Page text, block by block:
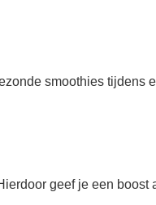
smoothies
geef je een